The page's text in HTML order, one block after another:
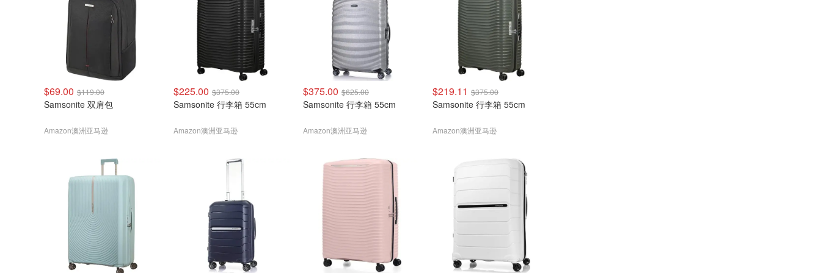
$69.00 $119.00
Samsonite 双肩包
Amazon澳洲亚马逊
$225.00 $375.00
Samsonite 行李箱 55cm
Amazon澳洲亚马逊
$375.00 $625.00
Samsonite 行李箱 55cm
Amazon澳洲亚马逊
$219.11 $375.00
Samsonite 行李箱 55cm
Amazon澳洲亚马逊